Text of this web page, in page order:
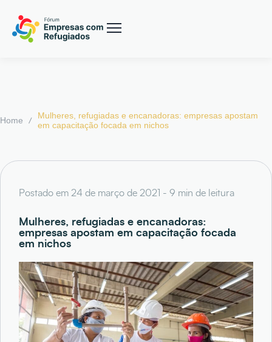
Home /
Mulheres, refugiadas e encanadoras: empresas apostam
em capacitação focada em nichos
Postado em 24 de março de 2021 - 9 min de leitura
Mulheres, refugiadas e encanadoras:
empresas apostam em capacitação focada
em nichos